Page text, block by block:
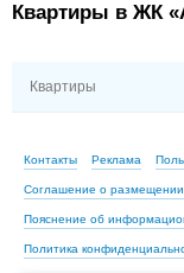
Квартиры в ЖК
Квартиры
Контакты Реклама
Соглашение о размещении
Пояснение об
Политика